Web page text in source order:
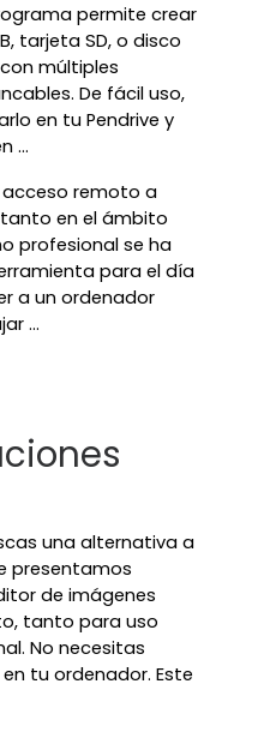
permite crear
tarjeta SD, o disco
múltiples
De fácil uso,
en tu Pendrive y
...
acceso remoto a
en el ámbito
profesional se ha
para el día
a un ordenador
...
una alternativa a
presentamos
de imágenes
tanto para uso
No necesitas
tu ordenador. Este